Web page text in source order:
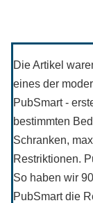
Die Artikel
eines der
PubSmart -
bestimmten
Schranken,
Restriktionen.
So haben wir
PubSmart die